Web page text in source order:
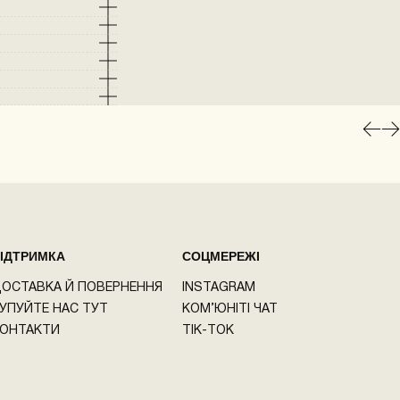
Й ПОВЕРНЕННЯ
НАС ТУТ
СОЦМЕРЕЖІ
INSTAGRAM
КОМ’ЮНІТІ ЧАТ
TIK-TOK